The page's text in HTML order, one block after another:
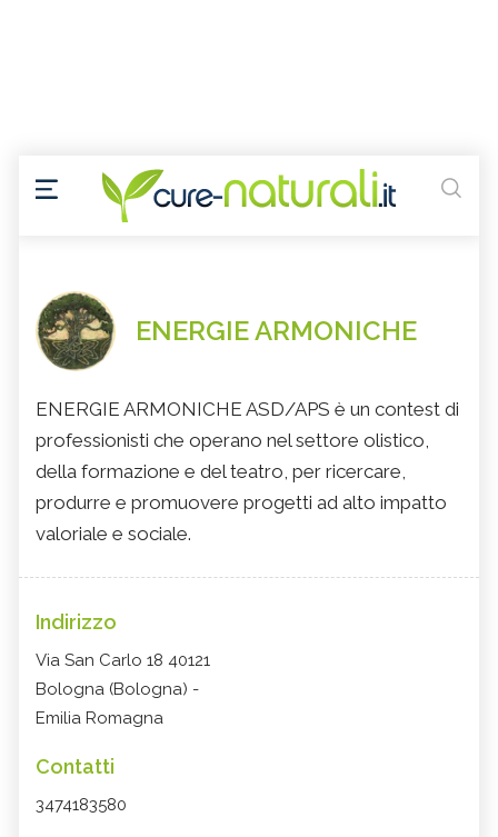
ENERGIE ARMONICHE
ENERGIE ARMONICHE ASD/APS è un contest di
professionisti che operano nel settore olistico,
della formazione e del teatro, per ricercare,
produrre e promuovere progetti ad alto impatto
valoriale e sociale.
Indirizzo
Via San Carlo 18 40121
Bologna (Bologna) -
Emilia Romagna
Contatti
3474183580